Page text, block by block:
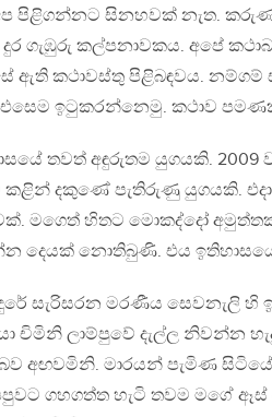
පිළිගන්නට සිනහවක් නැත.
ගැඹුරු කල්පනාවකය. අපේ
ඇති කථාවස්තු පිළිබඳවය. නම්ගම්
එසෙම ඉටුකරන්නෙමු. කථාව
තවත් අඳුරුතම යුගයකි. 2009
කළින් දකුණේ පැතිරුණු යුගයකි.
මගෙත් හිතට මොකද්දෝ
දෙයක් නොතිබුණි. එය
සැරිසරන මරණීය සෙවනැලි හි
චිමිනි ලාම්පුවේ දැල්ල නිවන්න
අඟවමිනි. මාරයන් පැමිණ සිටියේ
ගහගත්ත හැටි තවම මගේ ඈස්